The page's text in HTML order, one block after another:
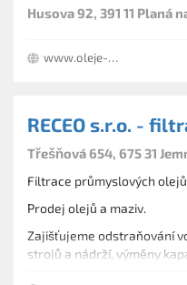
Husova 92, 391 11 Planá
www.oleje-motorove.cz
RECEO s.r.o. -
Třešňová 654, 675 31
Filtrace průmyslových
Prodej olejů a maziv.
Zajišťujeme odstraňování
strojů a nádrží, výměny